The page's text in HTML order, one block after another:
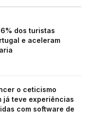
dos turistas
e aceleram
o ceticismo
já teve experiências
com software de